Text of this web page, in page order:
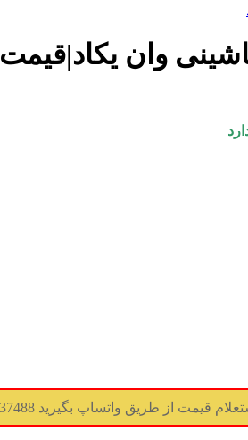
وان
09017737488 (جوابگویی همه ساعته) (درگاه پرداخت غیر فعال میباشد)